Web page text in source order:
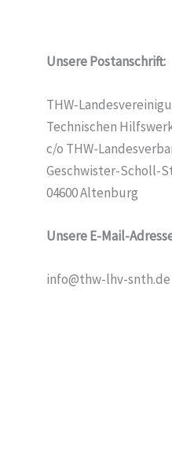
Unsere Postanschrift:
THW-
Technischen
c/o THW-
Geschwister-Scholl-
04600 Altenburg
Unsere E-Mail-
info@thw-lhv-snth.de